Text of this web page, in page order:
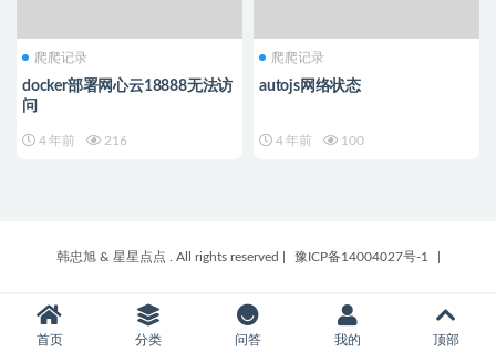
爬爬记录
docker部署网心云18888无法访
问
4 年前 216
爬爬记录
autojs网络状态
4 年前 100
韩忠旭 & 星星点点 . All rights reserved 豫ICP备14004027号-1
首页 分类 问答 我的 顶部